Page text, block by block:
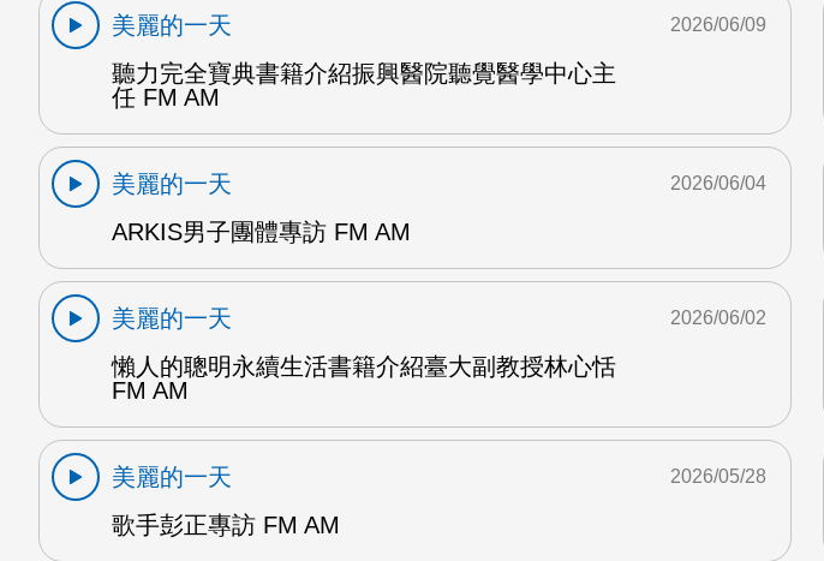
美麗的一天
聽力完全寶典書籍介紹振興醫院聽覺醫學中心主
任 FM AM
2026/06/09
美麗的一天
ARKIS男子團體專訪 FM AM
2026/06/04
美麗的一天
懶人的聰明永續生活書籍介紹臺大副教授林心恬
FM AM
2026/06/02
美麗的一天
歌手彭正專訪 FM AM
2026/05/28